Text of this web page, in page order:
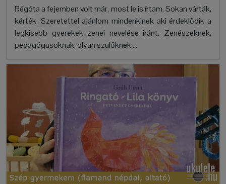
Régóta a fejemben volt már, most le is írtam. Sokan várták,
kérték. Szeretettel ajánlom mindenkinek aki érdeklődik a
legkisebb gyerekek zenei nevelése iránt. Zenészeknek,
pedagógusoknak, olyan szülőknek,...